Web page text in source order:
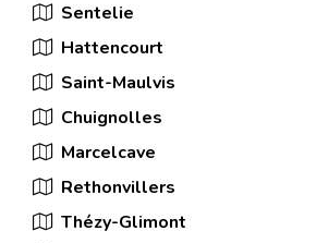
Sentelie
Hattencourt
Saint-Maulvis
Chuignolles
Marcelcave
Rethonvillers
Thézy-Glimont